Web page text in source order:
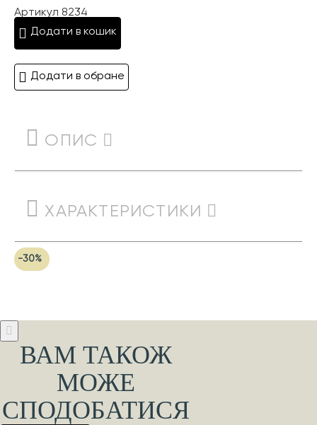
-30%
Артикул 8234
Додати в кошик
Додати в обране
ОПИС
ХАРАКТЕРИСТИКИ
ВАМ ТАКОЖ
МОЖЕ
СПОДОБАТИСЯ